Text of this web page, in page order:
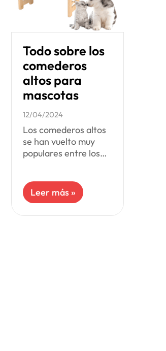
Todo sobre los
comederos
altos para
mascotas
12/04/2024
Los comederos altos
se han vuelto muy
populares entre los
permiten una mayor
higiene en el hogar.
Leer más »